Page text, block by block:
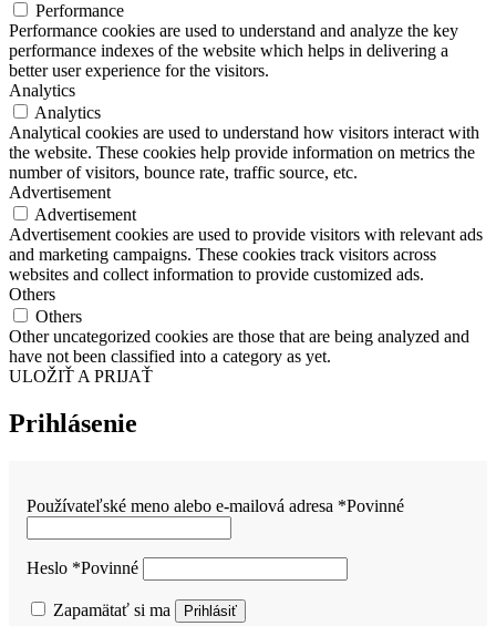
Performance
Performance cookies are used to understand and analyze the key
performance indexes of the website which helps in delivering a
better user experience for the visitors.
Analytics
Analytics
Analytical cookies are used to understand how visitors interact with
the website. These cookies help provide information on metrics the
number of visitors, bounce rate, traffic source, etc.
Advertisement
Advertisement
Advertisement cookies are used to provide visitors with relevant ads
and marketing campaigns. These cookies track visitors across
websites and collect information to provide customized ads.
Others
Others
Other uncategorized cookies are those that are being analyzed and
have not been classified into a category as yet.
ULOŽIŤ A PRIJAŤ
Prihlásenie
Používateľské meno alebo e-mailová adresa *Povinné
Heslo *Povinné
Zapamätať si ma Prihlásiť